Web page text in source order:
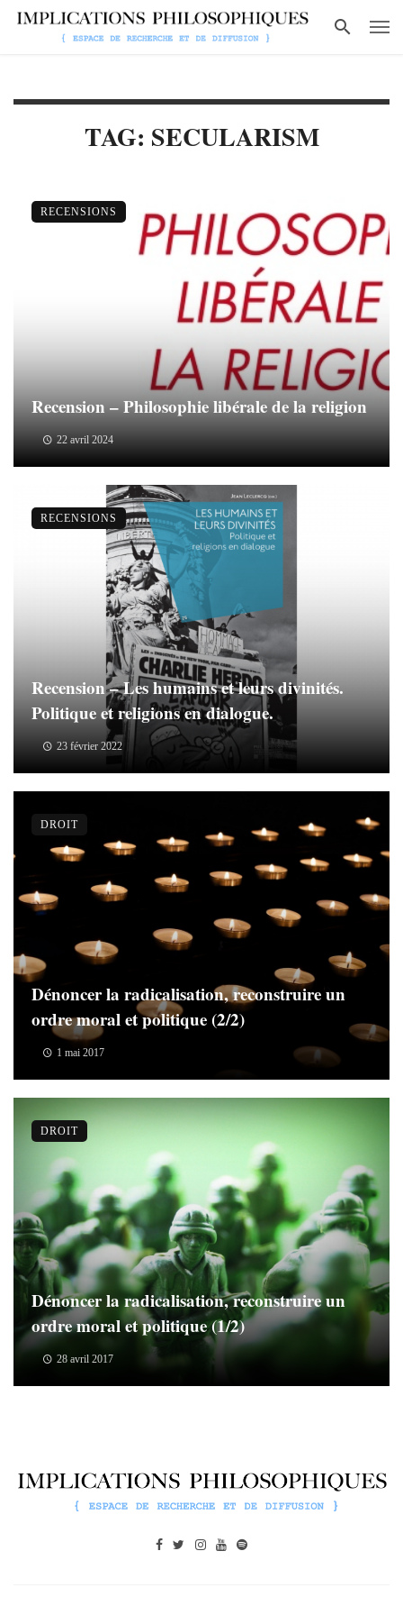
TAG: SECULARISM
Recension – Philosophie libérale de la religion
22 avril 2024
RECENSIONS
Recension – Les humains et leurs divinités.
Politique et religions en dialogue.
23 février 2022
RECENSIONS
Dénoncer la radicalisation, reconstruire un
ordre moral et politique (2/2)
1 mai 2017
DROIT
Dénoncer la radicalisation, reconstruire un
ordre moral et politique (1/2)
28 avril 2017
DROIT